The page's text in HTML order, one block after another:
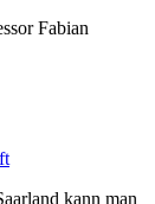
Fabian
kann man